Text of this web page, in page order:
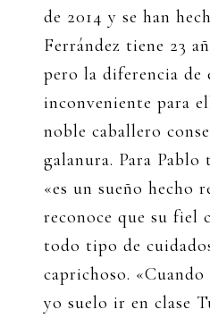
de 2014 y se han
Ferrández tiene 23
pero la diferencia de
inconveniente para
noble caballero
galanura. Para Pablo
«es un sueño hecho
reconoce que su fiel
todo tipo de
caprichoso.
yo suelo ir en clase